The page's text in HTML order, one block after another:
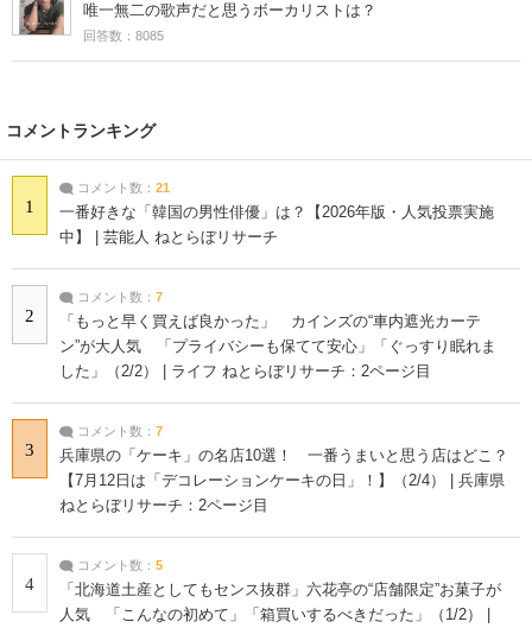
唯一無二の歌声だと思うボーカリストは？
回答数：8085
コメントランキング
1
コメント数： 21
一番好きな「韓国の男性俳優」は？【2026年版・人気投票実施
中】 | 芸能人 ねとらぼリサーチ
2
コメント数： 7
「もっと早く買えば良かった」 カインズの“車内遮光カーテ
ン”が大人気 「プライバシーも保てて安心」「ぐっすり眠れま
した」（2/2） | ライフ ねとらぼリサーチ：2ページ目
3
コメント数： 7
兵庫県の「ケーキ」の名店10選！ 一番うまいと思う店はどこ？
【7月12日は「デコレーションケーキの日」！】（2/4） | 兵庫県
ねとらぼリサーチ：2ページ目
4
コメント数： 5
「北海道土産としてもセンス抜群」六花亭の“店舗限定”お菓子が
人気 「こんなの初めて」「箱買いするべきだった」（1/2） |